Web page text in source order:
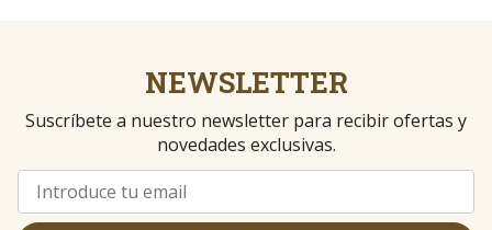
NEWSLETTER
Suscríbete a nuestro newsletter para recibir ofertas y
novedades exclusivas.